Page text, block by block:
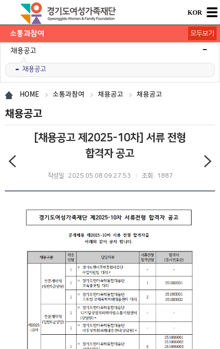
KOR
소통과참여
공지사항
채용공고
채용공고
모집/행사
카드뉴스
언론보도
도민의 의견
재단 간행물
모두보기
HOME 소통과참여 채용공고 채용공고
채용공고
[채용공고 제2025-10차] 서류 전형
합격자 공고
작성일 : 2025.05.08 09:27:53 조회 : 1887